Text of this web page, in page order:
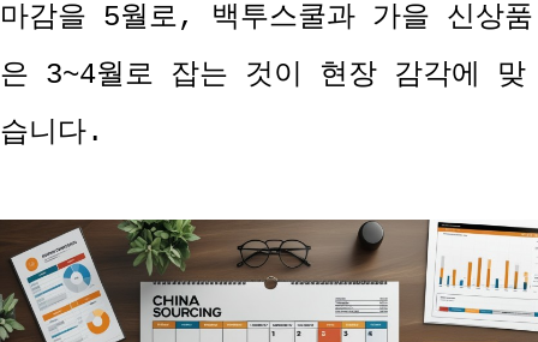
마감을 5월로, 백투스쿨과 가을 신상품
은 3~4월로 잡는 것이 현장 감각에 맞
습니다.